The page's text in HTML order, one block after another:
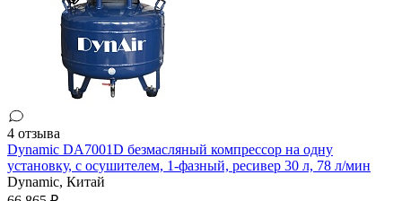
4 отзыва
Dynamic DA7001D безмасляный компрессор на одну
установку, с осушителем, 1-фазный, ресивер 30 л, 78 л/мин
Dynamic, Китай